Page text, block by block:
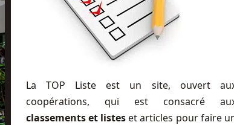
La TOP Liste est un site, ouvert
coopérations, qui est consacré
classements et listeset articles pour faire